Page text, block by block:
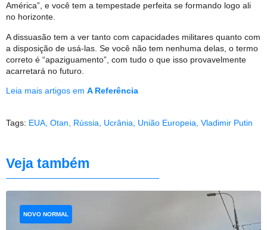
América”, e você tem a tempestade perfeita se formando logo ali
no horizonte.
A dissuasão tem a ver tanto com capacidades militares quanto com
a disposição de usá-las. Se você não tem nenhuma delas, o termo
correto é “apaziguamento”, com tudo o que isso provavelmente
acarretará no futuro.
Leia mais artigos em A Referência
Tags: EUA Otan Rússia Ucrânia União Europeia Vladimir Putin
Veja também
NOVO NORMAL